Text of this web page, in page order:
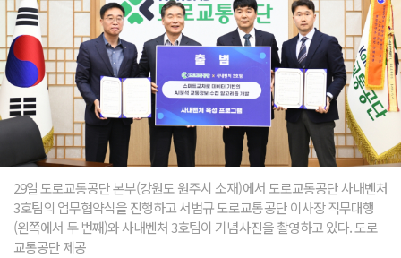
29일 도로교통공단 본부(강원도 원주시 소재)에서 도로교통공단 사내벤처
3호팀의 업무협약식을 진행하고 서범규 도로교통공단 이사장 직무대행
(왼쪽에서 두 번째)와 사내벤처 3호팀이 기념사진을 촬영하고 있다. 도로
교통공단 제공